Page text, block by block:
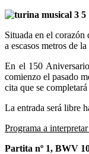
Situada en el
a escasos metros de
En el 150
comienzo el pasado
cita que se
La entrada será libre
Programa a
Partita nº 1,